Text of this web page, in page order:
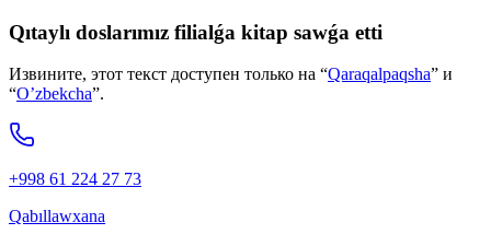
Qıtaylı doslarımız filialǵa kitap sawǵa etti
Извините, этот текст доступен только на “Qaraqalpaqsha” и
“O’zbekcha”.
+998 61 224 27 73
Qabıllawxana